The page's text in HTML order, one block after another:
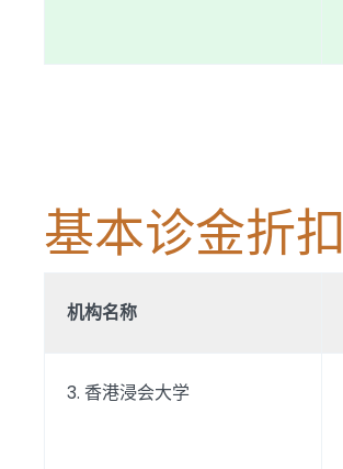
基本诊金折扣
机构名称
3. 香港浸会大学